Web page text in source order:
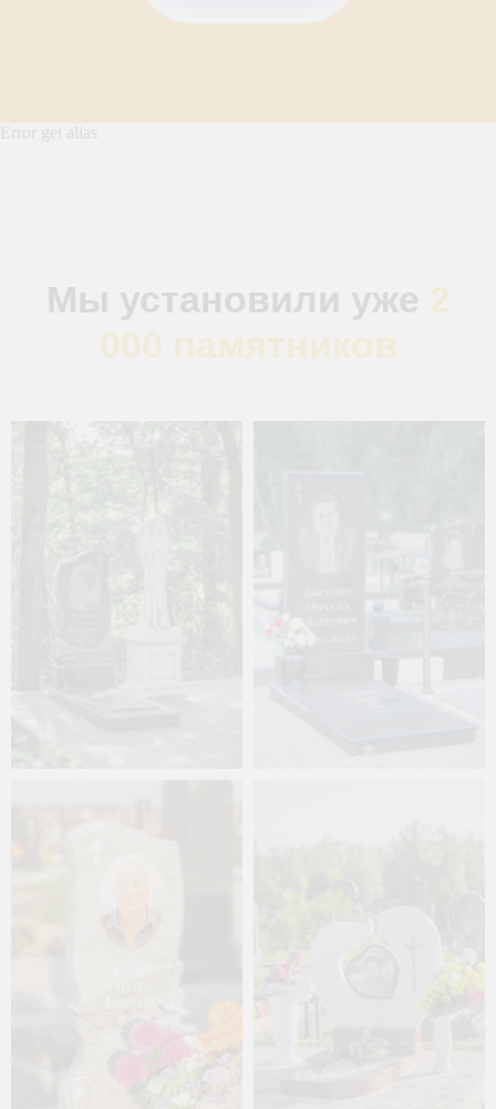
Error get alias
Мы установили уже 2
000 памятников